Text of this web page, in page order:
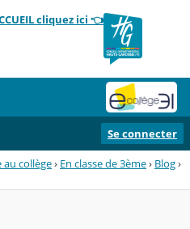
cliquez ici 👈
Se connecter
au collège› En classe de 3ème› Blog›